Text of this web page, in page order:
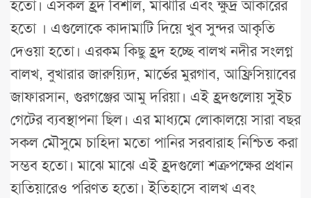
হতো। এসকল হ্রদ বিশাল, মাঝারি এবং ক্ষুদ্র আকারের
হতো । এগুলোকে কাদামাটি দিয়ে খুব সুন্দর আকৃতি
দেওয়া হতো। এরকম কিছু হ্রদ হচ্ছে বালখ নদীর সংলগ্ন
বালখ, বুখারার জারুয়্যিদ, মার্ভের মুরগাব, আফ্রিসিয়াবের
জাফারসান, গুরগঞ্জের আমু দরিয়া। এই হ্রদগুলোয় সুইচ
গেটের ব্যবস্থাপনা ছিল। এর মাধ্যমে লোকালয়ে সারা বছর
সকল মৌসুমে চাহিদা মতো পানির সরবারাহ নিশ্চিত করা
সম্ভব হতো। মাঝে মাঝে এই হ্রদগুলো শত্রুপক্ষের প্রধান
হাতিয়ারেও পরিণত হতো। ইতিহাসে বালখ এবং